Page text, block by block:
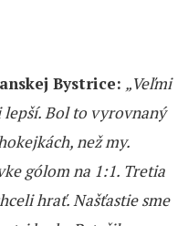
Bystrice: „Veľmi
lepší. Bol to vyrovnaný
než my.
gólom na 1:1. Tretia
hrať. Našťastie sme